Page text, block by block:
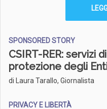
SPONSORED STORY
CSIRT-RER: servizi
protezione degli
di Laura Tarallo, Giornalista
PRIVACY E LIBERTÀ